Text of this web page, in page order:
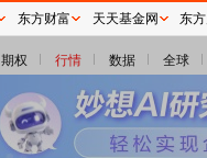
期权 行情 数据 全球
东方财富 天天基金网 东